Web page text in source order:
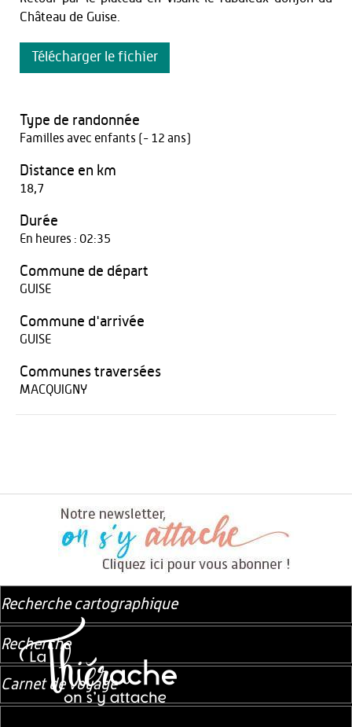
Château de Guise.
Télécharger le fichier
Type de randonnée
Familles avec enfants (- 12 ans)
Distance en km
18,7
Durée
En heures : 02:35
Commune de départ
GUISE
Commune d'arrivée
GUISE
Communes traversées
MACQUIGNY
Recherche cartographique
Recherche
Carnet de voyage